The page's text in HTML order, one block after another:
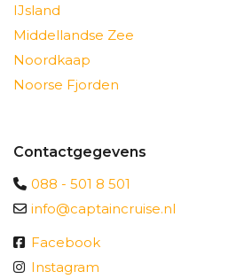
IJsland
Middellandse Zee
Noordkaap
Noorse Fjorden
Contactgegevens
088 - 501 8 501
info@captaincruise.nl
Facebook
Instagram